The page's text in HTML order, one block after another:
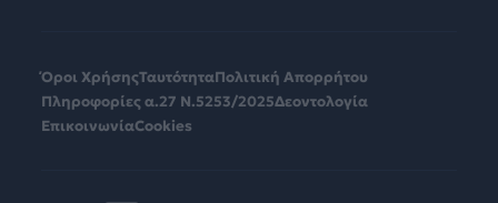
Όροι ΧρήσηςΤαυτότηταΠολιτική Απορρήτου
Πληροφορίες α.27 Ν.5253/2025Δεοντολογία
ΕπικοινωνίαCookies